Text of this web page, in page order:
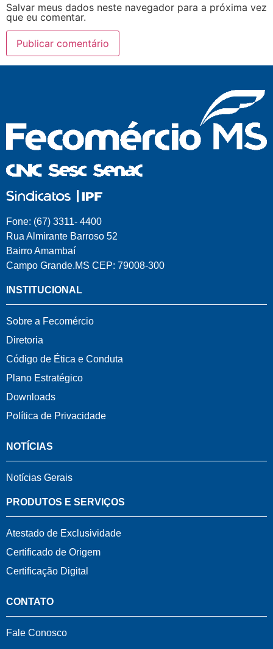
Salvar meus dados neste navegador para a próxima vez
que eu comentar.
Fone: (67) 3311- 4400
Rua Almirante Barroso 52
Bairro Amambaí
Campo Grande.MS CEP: 79008-300
INSTITUCIONAL
Sobre a Fecomércio
Diretoria
Código de Ética e Conduta
Plano Estratégico
Downloads
Política de Privacidade
NOTÍCIAS
Notícias Gerais
PRODUTOS E SERVIÇOS
Atestado de Exclusividade
Certificado de Origem
Certificação Digital
CONTATO
Fale Conosco